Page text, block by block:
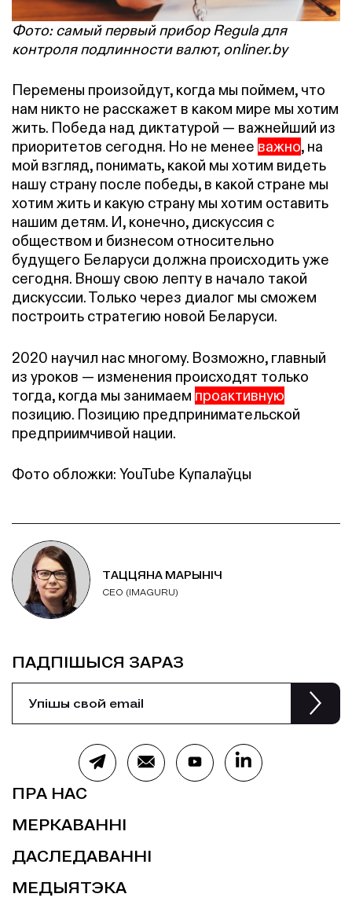
Фото: самый первый прибор Regula для
контроля подлинности валют, onliner.by
Перемены произойдут, когда мы поймем, что
нам никто не расскажет в каком мире мы хотим
жить. Победа над диктатурой — важнейший из
приоритетов сегодня. Но не менее важно, на
мой взгляд, понимать, какой мы хотим видеть
нашу страну после победы, в какой стране мы
хотим жить и какую страну мы хотим оставить
нашим детям. И, конечно, дискуссия с
обществом и бизнесом относительно
будущего Беларуси должна происходить уже
сегодня. Вношу свою лепту в начало такой
дискуссии. Только через диалог мы сможем
построить стратегию новой Беларуси.
2020 научил нас многому. Возможно, главный
из уроков — изменения происходят только
тогда, когда мы занимаем проактивную
позицию. Позицию предпринимательской
предприимчивой нации.
Фото обложки: YouTube Купалаўцы
ТАЦЦЯНА МАРЫНІЧ
CEO (IMAGURU)
ПРА НАС
МЕРКАВАННІ
ДАСЛЕДАВАННІ
МЕДЫЯТЭКА
ПАДПІШЫСЯ ЗАРАЗ